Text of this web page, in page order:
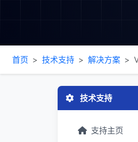
首页 技术支持 解决方案
技术支持
支持主页